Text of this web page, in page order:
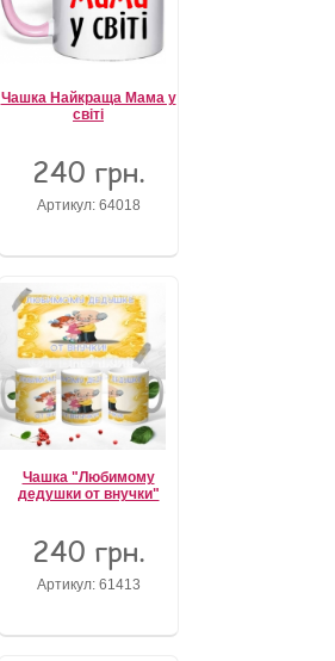
Чашка Найкраща Мама у
світі
240 грн.
Артикул: 64018
Чашка "Любимому
дедушки от внучки"
240 грн.
Артикул: 61413